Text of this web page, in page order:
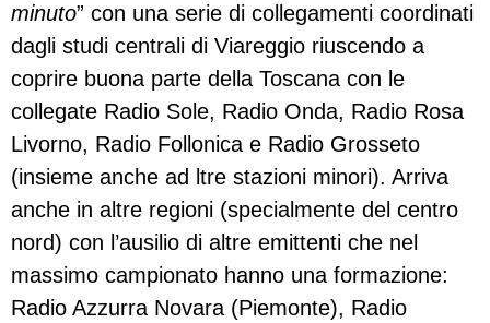
minuto” con una serie di collegamenti coordinati
dagli studi centrali di Viareggio riuscendo a
coprire buona parte della Toscana con le
collegate Radio Sole, Radio Onda, Radio Rosa
Livorno, Radio Follonica e Radio Grosseto
(insieme anche ad ltre stazioni minori). Arriva
anche in altre regioni (specialmente del centro
nord) con l’ausilio di altre emittenti che nel
massimo campionato hanno una formazione:
Radio Azzurra Novara (Piemonte), Radio